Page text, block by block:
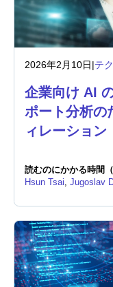
2026年2月10日|テ
企業向け AI
ポート分析の
ィレーション
読むのにかかる時間
Hsun Tsai, Jugoslav